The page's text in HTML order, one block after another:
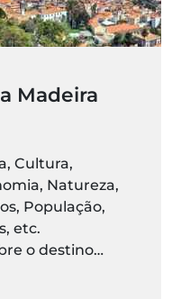
Madeira
Cultura,
Natureza,
População,
etc.
o destino